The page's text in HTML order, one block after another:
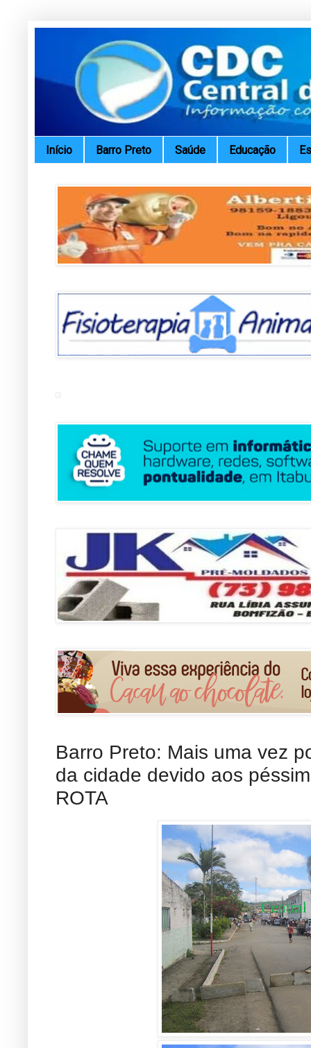
Início Barro Preto Saúde Educação
Barro Preto: Mais uma vez
da cidade devido aos
ROTA